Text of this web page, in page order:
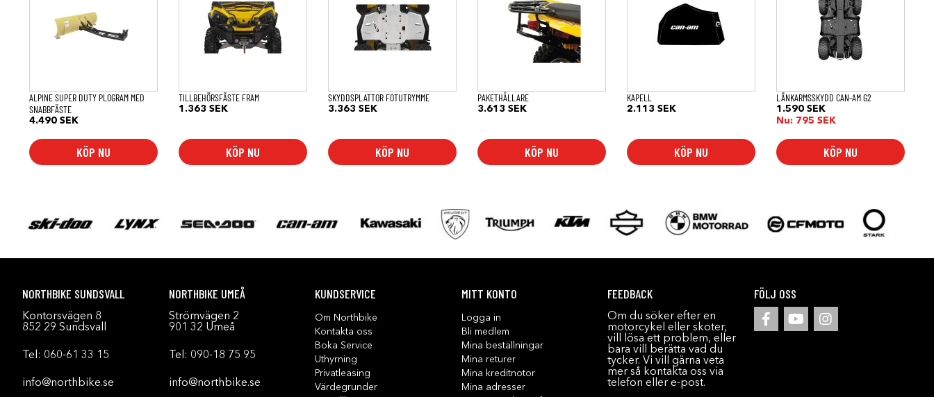
ALPINE SUPER DUTY PLOGRAM MED
SNABBFÄSTE
4.490 SEK
KÖP NU
TILLBEHÖRSFÄSTE FRAM
1.363SEK
KÖP NU
SKYDDSPLATTOR FOTUTRYMME
3.363SEK
KÖP NU
PAKETHÅLLARE
3.613SEK
KÖP NU
KAPELL
2.113SEK
KÖP NU
LÄNKARMSSKYDD CAN-AM G2
1.590SEK
Nu: 795SEK
KÖP NU
NORTHBIKE SUNDSVALL
Kontorsvägen 8
852 29 Sundsvall
Tel: 060-61 33 15
info@northbike.se
NORTHBIKE UMEÅ
Strömvägen 2
901 32 Umeå
Tel: 090-18 75 95
info@northbike.se
KUNDSERVICE
Om Northbike
Kontakta oss
Boka Service
Uthyrning
Privatleasing
Värdegrunder
MITT KONTO
Logga in
Bli medlem
Mina beställningar
Mina returer
Mina kreditnotor
Mina adresser
FEEDBACK
Om du söker efter en
motorcykel eller skoter,
vill lösa ett problem, eller
bara vill berätta vad du
tycker. Vi vill gärna veta
mer så kontakta oss via
telefon eller e-post.
FÖLJ OSS